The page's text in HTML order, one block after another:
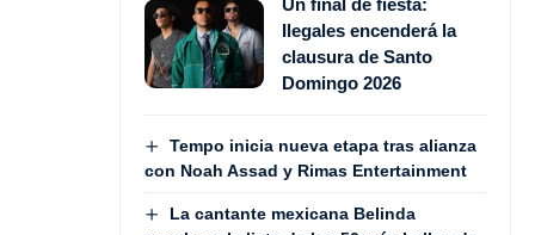
Ilegales encenderá la
clausura de Santo
Domingo 2026
Tempo inicia nueva etapa tras alianza
con Noah Assad y Rimas Entertainment
La cantante mexicana Belinda